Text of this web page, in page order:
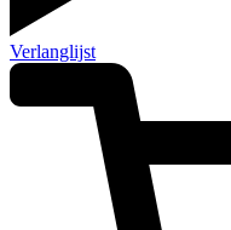
Verlanglijst